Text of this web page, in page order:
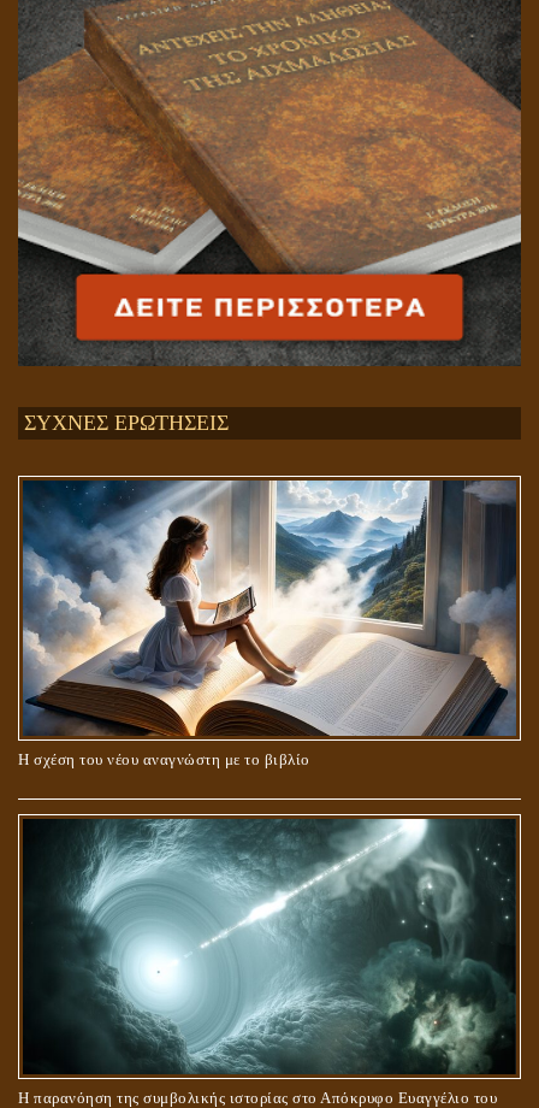
ΣΥΧΝΕΣ ΕΡΩΤΗΣΕΙΣ
Η σχέση του νέου αναγνώστη με το βιβλίο
Η παρανόηση της συμβολικής ιστορίας στο Απόκρυφο Ευαγγέλιο του